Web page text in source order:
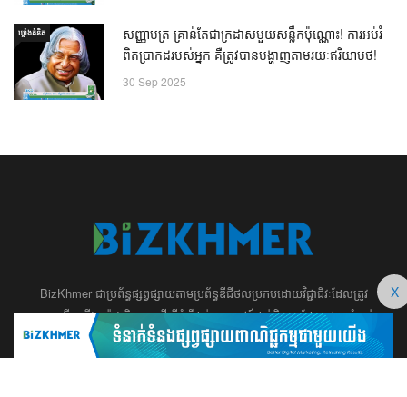
ឃ្លាំង​គំនិត
សញ្ញាបត្រ គ្រាន់តែជាក្រដាសមួយសន្លឹកប៉ុណ្ណោះ! ការអប់រំ
ពិតប្រាកដរបស់អ្នក គឺត្រូវបានបង្ហាញតាមរយៈឥរិយាបថ!
30 Sep 2025
BizKhmer ​ជា​​ប្រព័ន្ធ​ផ្សព្វផ្សាយ​តាម​ប្រព័ន្ធ​ឌីជីថល​​​ប្រកប​ដោយ​វិជ្ជាជីវៈ​ដែល​​​ត្រូវ​
បាន​បង្កើតឡើង យ៉ាង​ពិសេស​​ដើម្បី​បំរើ​ដល់​ប្រយោជន៍​​​ដល់​មិត្ត​អ្នក​ដែល​ផ្ដោត​សំខាន់​
ទៅ​លើ​អត្ថបទ​ សហគ្រិន​ភាព អប់រំ ​​អាជីវកម្ម​ ​ការ​វិនិយោគ​ ​អភិវឌ្ឍន៍​អាជីព​ និង​
អចលនទ្រព្យ។ ​ក្រុម​​ការងារ​របស់​យើង​ ​​ មាន​ឆន្ទៈ​​មុតមាំ​​​ក្នុង​​ការ​សរសេរ​​អត្ថបទ​​ ដែល​
X